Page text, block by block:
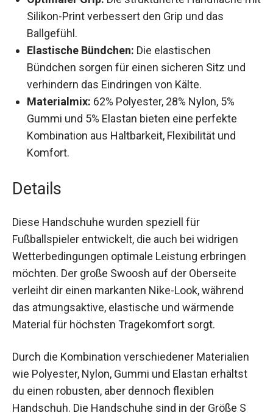
Optimaler Grip: Die strukturierte Handfläche
mit Silikon-Print verbessert den Grip und das
Ballgefühl.
Elastische Bündchen: Die elastischen
Bündchen sorgen für einen sicheren Sitz und
verhindern das Eindringen von Kälte.
Materialmix: 62% Polyester, 28% Nylon, 5%
Gummi und 5% Elastan bieten eine perfekte
Kombination aus Haltbarkeit, Flexibilität und
Komfort.
Details
Diese Handschuhe wurden speziell für
Fußballspieler entwickelt, die auch bei widrigen
Wetterbedingungen optimale Leistung erbringen
möchten. Der große Swoosh auf der Oberseite
verleiht dir einen markanten Nike-Look, während
das atmungsaktive, elastische und wärmende
Material für höchsten Tragekomfort sorgt.
Durch die Kombination verschiedener Materialien
wie Polyester, Nylon, Gummi und Elastan erhältst
du einen robusten, aber dennoch flexiblen